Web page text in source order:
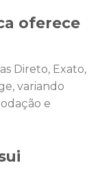
oferece
Direto, Exato,
variando
e